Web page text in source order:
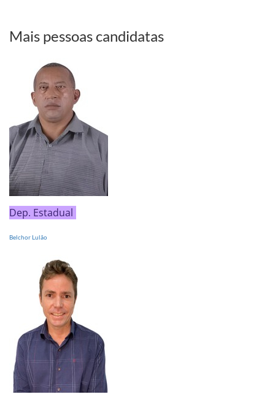
Mais pessoas candidatas
Dep. Estadual
Belchor Lulão